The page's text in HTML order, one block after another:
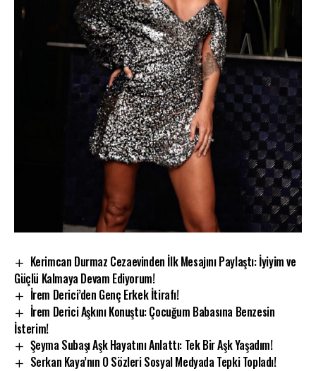
Kerimcan Durmaz Cezaevinden İlk Mesajını Paylaştı: İyiyim ve
Güçlü Kalmaya Devam Ediyorum!
İrem Derici’den Genç Erkek İtirafı!
İrem Derici Aşkını Konuştu: Çocuğum Babasına Benzesin
İsterim!
Şeyma Subaşı Aşk Hayatını Anlattı: Tek Bir Aşk Yaşadım!
Serkan Kaya’nın O Sözleri Sosyal Medyada Tepki Topladı!